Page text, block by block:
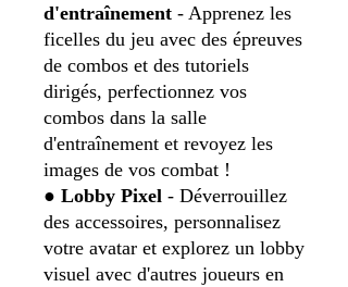
d'entraînement - Apprenez les
ficelles du jeu avec des épreuves
de combos et des tutoriels
dirigés, perfectionnez vos
combos dans la salle
d'entraînement et revoyez les
images de vos combat !
● Lobby Pixel - Déverrouillez
des accessoires, personnalisez
votre avatar et explorez un lobby
visuel avec d'autres joueurs en